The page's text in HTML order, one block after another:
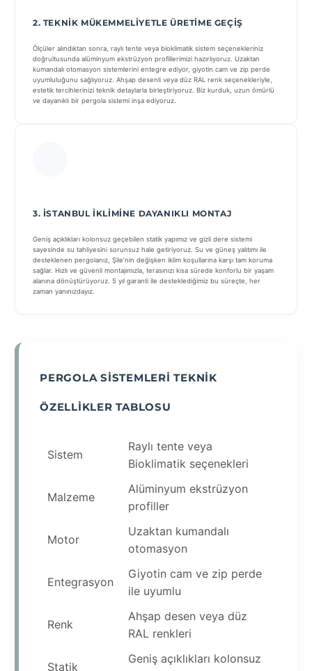
2. TEKNIK MÜKEMMELIYETLE ÜRETIME GEÇIŞ
Ölçüler alındıktan sonra, raylı tente veya bioklimatik sistem seçenekleriniz
doğrultusunda alüminyum ekstrüzyon profillerimizi hazırlıyoruz. Uzaktan
kumandalı otomasyon sistemlerini entegre ediyor, giyotin cam ve zip perde
uyumluluğunu sağlıyoruz. Ahşap desenli veya düz RAL renk seçenekleriyle,
estetik tercihlerinizi teknik detaylarla birleştiriyoruz. Biz kurduk, uzun ömürlü
ve dayanıklı bir pergola sistemi inşa ediyoruz.
3. İSTANBUL İKLIMINE DAYANIKLI MONTAJ
Geniş açıklıkları kolonsuz geçebilen statik yapımız ve gizli dere sistemi
sayesinde su tahliyesini sorunsuz hale getiriyoruz. Su ve güneş yalıtımı ile
desteklenen pergolanız, Şile’nin değişken iklim koşullarına karşı tam koruma
sağlar. Hızlı ve güvenli montajımızla, terasınızı kısa sürede konforlu bir yaşam
alanına dönüştürüyoruz. 5 yıl garanti ile desteklediğimiz bu süreçte, her
zaman yanınızdayız.
PERGOLA SISTEMLERI TEKNIK
ÖZELLIKLER TABLOSU
Sistem
Raylı tente veya
Bioklimatik seçenekleri
Malzeme
Alüminyum ekstrüzyon
profiller
Motor
Uzaktan kumandalı
otomasyon
Entegrasyon
Giyotin cam ve zip perde
ile uyumlu
Renk
Ahşap desen veya düz
RAL renkleri
Statik
Geniş açıklıkları kolonsuz